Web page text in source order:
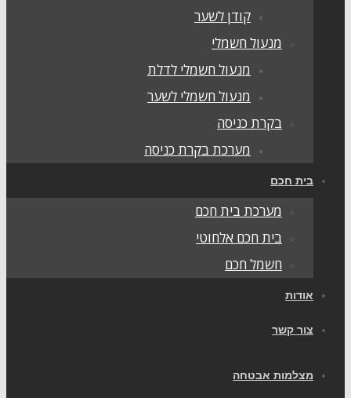
קודן לשער
מנעול חשמלי
מנעול חשמלי לדלת
מנעול חשמלי לשער
בקרת כניסה
מערכת בקרת כניסה
חכם
מערכת בית חכם
בית חכם אלחוטי
חשמל חכם
קשר
אבטחה